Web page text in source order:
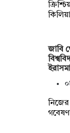
জাবি
নিজের